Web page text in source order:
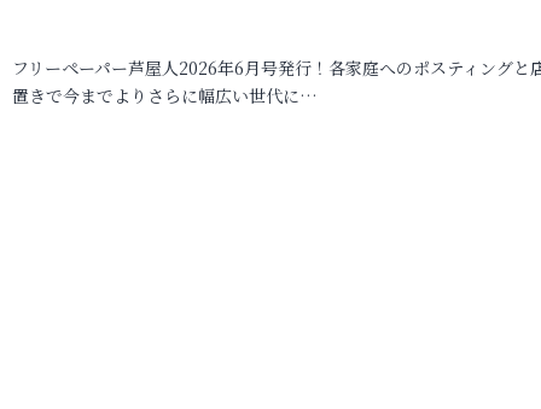
フリーペーパー芦屋人2026年6月号発行！各家庭へのポスティングと
置きで今までよりさらに幅広い世代に…